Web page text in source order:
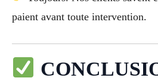
paient avant toute intervention.